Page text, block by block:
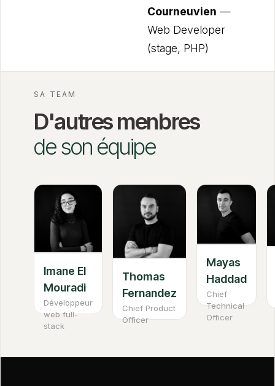
Courneuvien —
Web Developer
(stage, PHP)
SA TEAM
D'autres menbres
de son équipe
Imane El
Mouradi
Développeur
web full-
stack
Thomas
Fernandez
Chief Product
Officer
Mayas
Haddad
Chief
Technical
Officer